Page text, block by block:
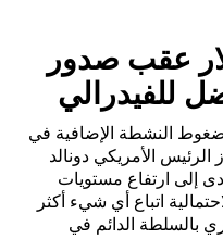
عقب صدور
للفيدرالي
النشطة الإضافية في
الأمريكي دونالد
إلى ارتفاع مستويات
اتباع أي شيء أكثر
بالسلطة الدائم في